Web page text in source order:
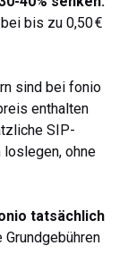
bis zu 0,50 €
sind bei fonio
enthalten
SIP-
ohne
tatsächlich